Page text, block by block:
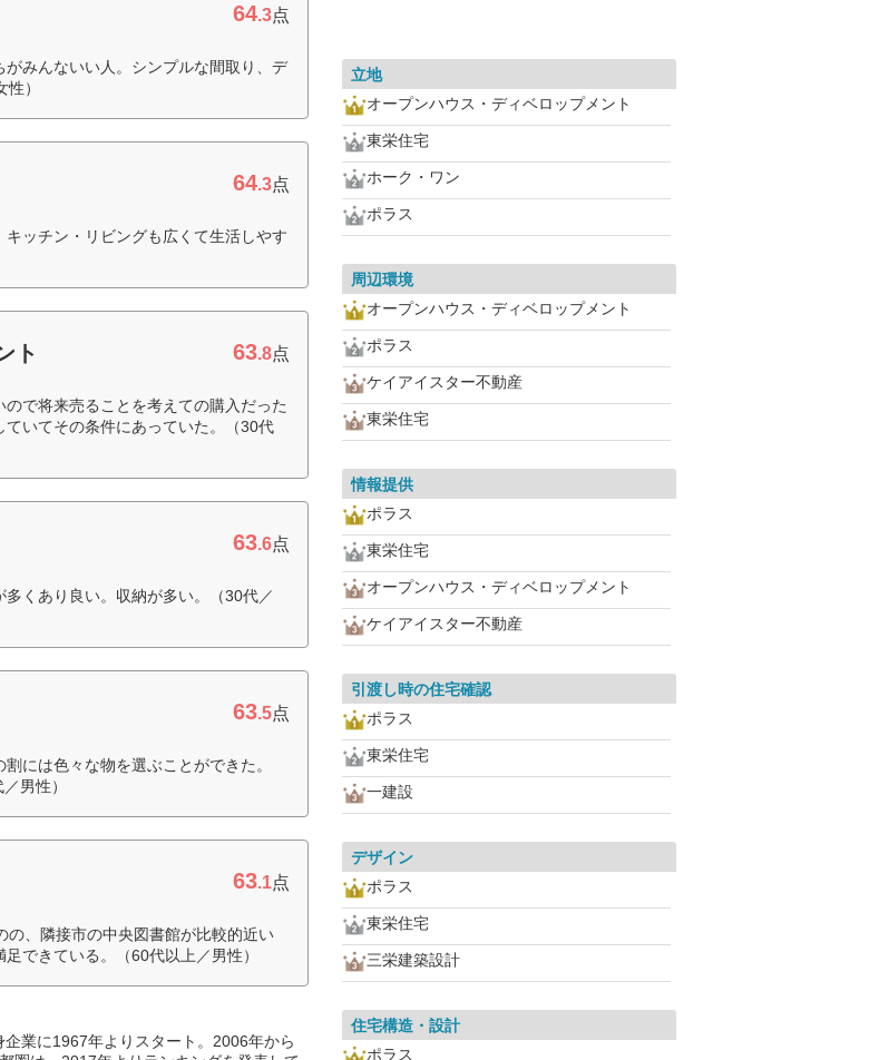
64.3点
みんないい人。シンプルな間取り、デ
）
64.3点
ッチン・リビングも広くて生活しやす
ト 63.8点
で将来売ることを考えての購入だった
いてその条件にあっていた。（30代
63.6点
くあり良い。収納が多い。（30代／
63.5点
には色々な物を選ぶことができた。
男性）
63.1点
、隣接市の中央図書館が比較的近い
できている。（60代以上／男性）
業に1967年よりスタート。2006年から
立地
オープンハウス・ディベロップメント
東栄住宅
ホーク・ワン
ポラス
周辺環境
オープンハウス・ディベロップメント
ポラス
ケイアイスター不動産
東栄住宅
情報提供
ポラス
東栄住宅
オープンハウス・ディベロップメント
ケイアイスター不動産
引渡し時の住宅確認
ポラス
東栄住宅
一建設
デザイン
ポラス
東栄住宅
三栄建築設計
住宅構造・設計
ポラス